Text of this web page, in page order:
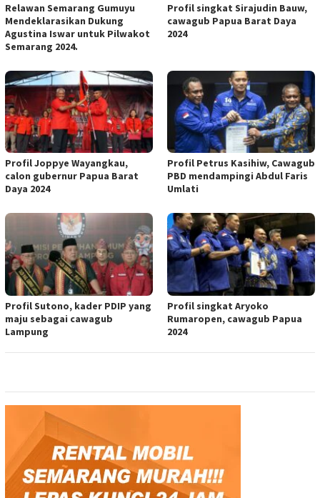
Relawan Semarang Gumuyu
Mendeklarasikan Dukung
Agustina Iswar untuk Pilwakot
Semarang 2024.
Profil singkat Sirajudin Bauw,
cawagub Papua Barat Daya
2024
Profil Joppye Wayangkau,
calon gubernur Papua Barat
Daya 2024
Profil Petrus Kasihiw, Cawagub
PBD mendampingi Abdul Faris
Umlati
Profil Sutono, kader PDIP yang
maju sebagai cawagub
Lampung
Profil singkat Aryoko
Rumaropen, cawagub Papua
2024